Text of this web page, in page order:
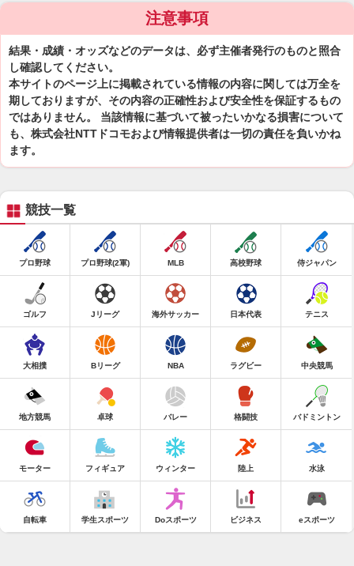
注意事項
結果・成績・オッズなどのデータは、必ず主催者発行のものと照合
し確認してください。
本サイトのページ上に掲載されている情報の内容に関しては万全を
期しておりますが、その内容の正確性および安全性を保証するもの
ではありません。 当該情報に基づいて被ったいかなる損害について
も、株式会社NTTドコモおよび情報提供者は一切の責任を負いかね
ます。
競技一覧
プロ野球 プロ野球(2軍) MLB 高校野球 侍ジャパン
ゴルフ Jリーグ 海外サッカー 日本代表 テニス
大相撲 Bリーグ NBA ラグビー 中央競馬
地方競馬 卓球 バレー 格闘技 バドミントン
モーター フィギュア ウィンター 陸上 水泳
自転車 学生スポーツ Doスポーツ ビジネス eスポーツ